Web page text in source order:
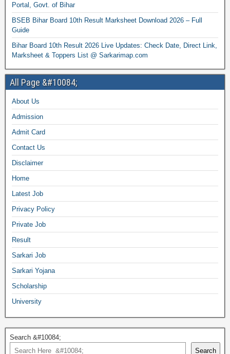
Portal, Govt. of Bihar
BSEB Bihar Board 10th Result Marksheet Download 2026 – Full
Guide
Bihar Board 10th Result 2026 Live Updates: Check Date, Direct Link,
Marksheet & Toppers List @ Sarkarimap.com
All Page &#10084;
About Us
Admission
Admit Card
Contact Us
Disclaimer
Home
Latest Job
Privacy Policy
Private Job
Result
Sarkari Job
Sarkari Yojana
Scholarship
University
Search &#10084;
Search